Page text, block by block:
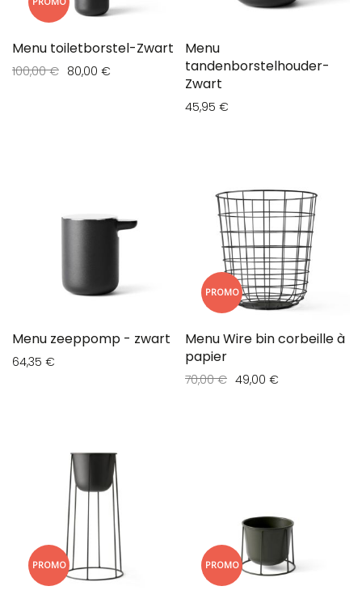
Menu toiletborstel-Zwart
80,00 €
100,00 €
Menu
tandenborstelhouder-
Zwart
45,95 €
Menu zeeppomp - zwart
64,35 €
PROMO
Menu Wire bin corbeille à
papier
49,00 €
70,00 €
PROMO PROMO